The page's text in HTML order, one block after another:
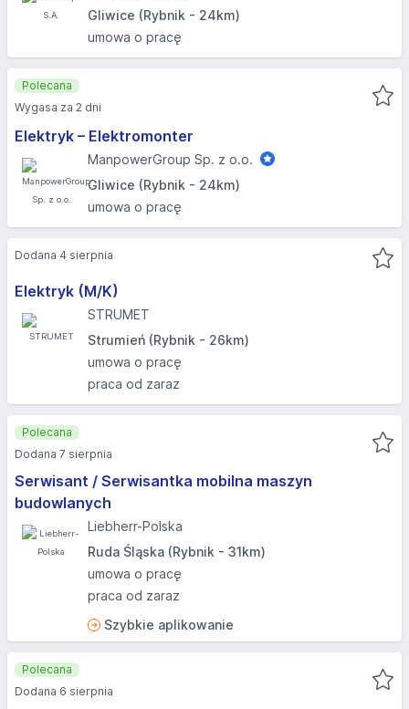
Gliwice (Rybnik - 24km)
umowa o pracę
Elektryk – Elektromonter
ManpowerGroup Sp. z o.o.
Gliwice (Rybnik - 24km)
umowa o pracę
Polecana
Wygasa za 2 dni
Elektryk (M/K)
STRUMET
Strumień (Rybnik - 26km)
umowa o pracę
praca od zaraz
Dodana 4 sierpnia
Serwisant / Serwisantka mobilna maszyn
budowlanych
Liebherr-Polska
Ruda Śląska (Rybnik - 31km)
umowa o pracę
praca od zaraz
Szybkie aplikowanie
Polecana
Dodana 7 sierpnia
Polecana
Dodana 6 sierpnia